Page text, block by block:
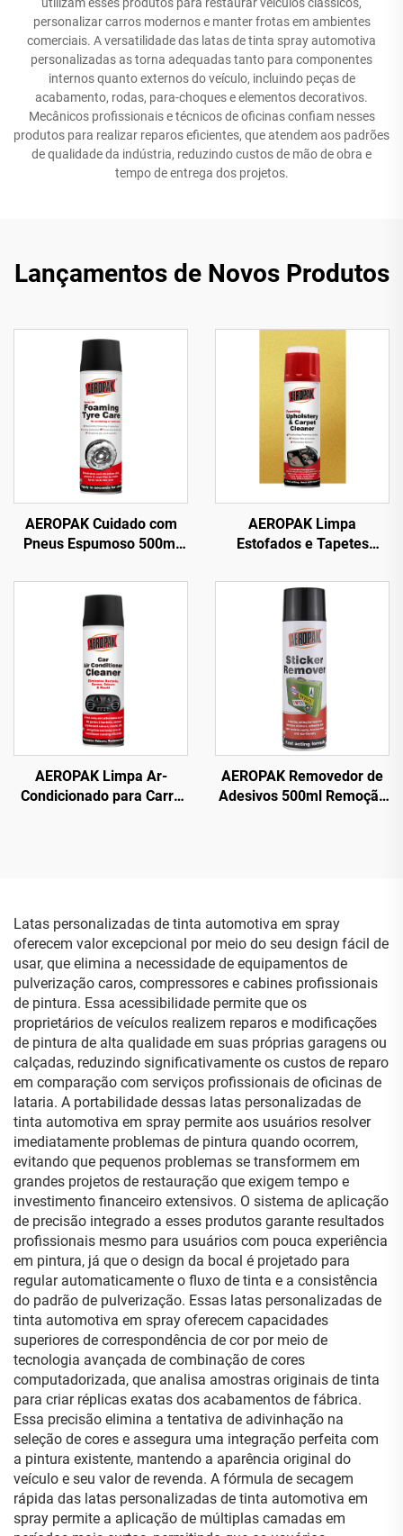
personalizar carros modernos e manter frotas em ambientes
comerciais. A versatilidade das latas de tinta spray automotiva
personalizadas as torna adequadas tanto para componentes
internos quanto externos do veículo, incluindo peças de
acabamento, rodas, para-choques e elementos decorativos.
Mecânicos profissionais e técnicos de oficinas confiam nesses
produtos para realizar reparos eficientes, que atendem aos padrões
de qualidade da indústria, reduzindo custos de mão de obra e
tempo de entrega dos projetos.
Lançamentos de Novos Produtos
AEROPAK Cuidado com
Pneus Espumoso 500ml
Esfregar ou Trabalho
Pesado
AEROPAK Limpa
Estofados e Tapetes
Tudo
AEROPAK Limpa Ar-
Condicionado para Carro
AEROPAK Removedor de
Adesivos 500ml Remoção
Latas personalizadas de tinta automotiva em spray
oferecem valor excepcional por meio do seu design fácil de
usar, que elimina a necessidade de equipamentos de
pulverização caros, compressores e cabines profissionais
de pintura. Essa acessibilidade permite que os
proprietários de veículos realizem reparos e modificações
de pintura de alta qualidade em suas próprias garagens ou
calçadas, reduzindo significativamente os custos de reparo
em comparação com serviços profissionais de oficinas de
lataria. A portabilidade dessas latas personalizadas de
tinta automotiva em spray permite aos usuários resolver
imediatamente problemas de pintura quando ocorrem,
evitando que pequenos problemas se transformem em
grandes projetos de restauração que exigem tempo e
investimento financeiro extensivos. O sistema de aplicação
de precisão integrado a esses produtos garante resultados
profissionais mesmo para usuários com pouca experiência
em pintura, já que o design da bocal é projetado para
regular automaticamente o fluxo de tinta e a consistência
do padrão de pulverização. Essas latas personalizadas de
tinta automotiva em spray oferecem capacidades
superiores de correspondência de cor por meio de
tecnologia avançada de combinação de cores
computadorizada, que analisa amostras originais de tinta
para criar réplicas exatas dos acabamentos de fábrica.
Essa precisão elimina a tentativa de adivinhação na
seleção de cores e assegura uma integração perfeita com
a pintura existente, mantendo a aparência original do
veículo e seu valor de revenda. A fórmula de secagem
rápida das latas personalizadas de tinta automotiva em
spray permite a aplicação de múltiplas camadas em